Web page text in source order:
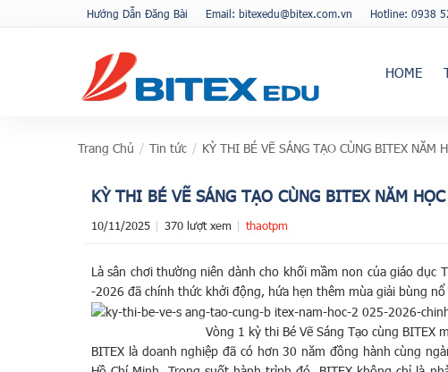
Hướng Dẫn Đăng Bài Email: bitexedu@bitex.com.vn Hotline: 0938
HOME
Trang Chủ / Tin tức / KỲ THI BÉ VẼ SÁNG TẠO CÙNG BITEX
KỲ THI BÉ VẼ SÁNG TẠO CÙNG BITEX NĂM
10/11/2025 370 lượt xem thaotpm
Là sân chơi thường niên dành cho khối mầm non của giáo dục
-2026 đã chính thức khởi động, hứa hẹn thêm mùa giải bùng
Vòng 1 kỳ thi Bé Vẽ Sáng Tạo cùng BITEX
BITEX là doanh nghiệp đã có hơn 30 năm đồng hành cùng